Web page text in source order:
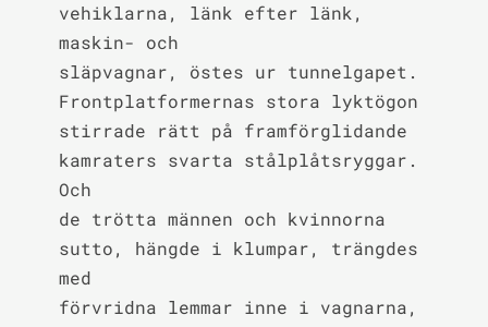
vehiklarna, länk efter länk,
maskin- och
släpvagnar, östes ur tunnelgapet.
Frontplatformernas stora lyktögon
stirrade rätt på framförglidande
kamraters svarta stålplåtsryggar.
Och
de trötta männen och kvinnorna
sutto, hängde i klumpar, trängdes
med
förvridna lemmar inne i vagnarna,